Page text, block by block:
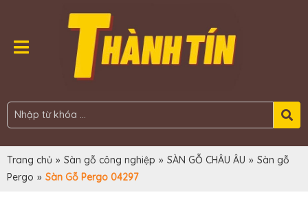
Trang chủ » Sàn gỗ công nghiệp » SÀN GỖ CHÂU ÂU » Sàn gỗ
Pergo » Sàn Gỗ Pergo 04297